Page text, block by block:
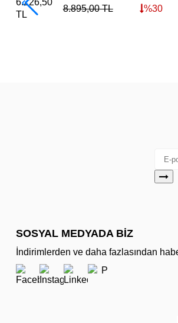
6.226,50
TL
8.895,00TL %30
SOSYAL MEDYADA BİZ
İndirimlerden ve daha fazlasından